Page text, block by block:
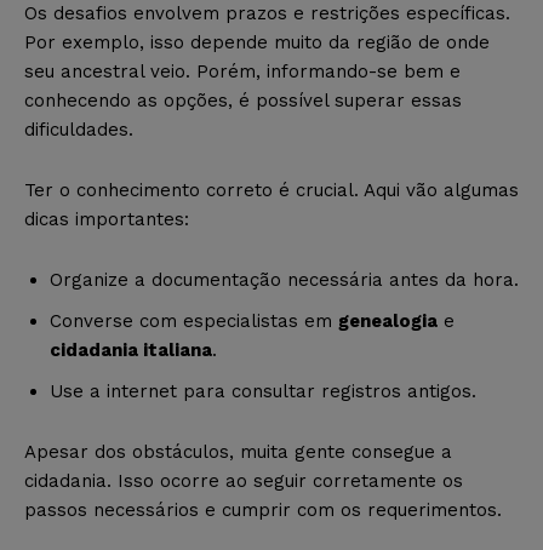
Os desafios envolvem prazos e restrições específicas.
Por exemplo, isso depende muito da região de onde
seu ancestral veio. Porém, informando-se bem e
conhecendo as opções, é possível superar essas
dificuldades.
Ter o conhecimento correto é crucial. Aqui vão algumas
dicas importantes:
Organize a documentação necessária antes da hora.
Converse com especialistas em genealogia e
cidadania italiana.
Use a internet para consultar registros antigos.
Apesar dos obstáculos, muita gente consegue a
cidadania. Isso ocorre ao seguir corretamente os
passos necessários e cumprir com os requerimentos.